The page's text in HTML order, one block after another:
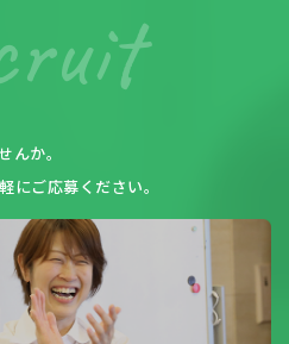
んか。
にご応募ください。